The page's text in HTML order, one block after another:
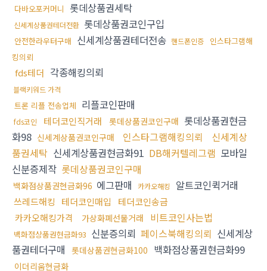
다바오포커머니
롯데상품권세탁
신세계상품권테더전환 롯데상품권코인구입
안전한라우터구매 신세계상품권테더전송 핸드폰인증
인스타그램해
킹의뢰
fds테더 각종해킹의뢰
블랙키워드 가격
트론 리플 전송업체 리플코인판매
fds코인 테더코인직거래 롯데상품권코인구매 롯데상품권현금
화98 신세계상품권코인구매 인스타그램해킹의뢰
신세계상
품권세탁 신세계상품권현금화91 DB해커텔레그램 모바일
신분증제작 롯데상품권코인구매
백화점상품권현금화96 에그판매 카카오해킹 알트코인퀵거래
쓰레드해킹 테더코인매입
테더코인송금
카카오해킹가격
가상화폐선물거래 비트코인사는법
백화점상품권현금화93 신분증의뢰 페이스북해킹의뢰 신세계상
품권테더구매 롯데상품권현금화100 백화점상품권현금화99
이더리움현금화